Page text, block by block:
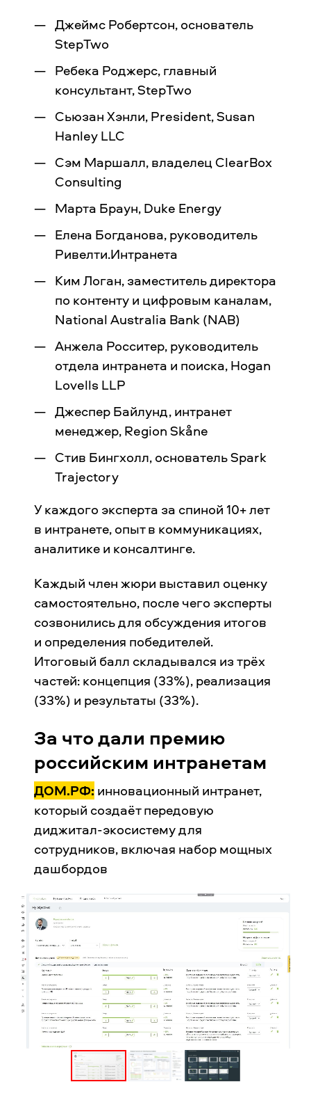
Джеймс Робертсон, основатель
StepTwo
Ребека Роджерс, главный
консультант, StepTwo
Сьюзан Хэнли, President, Susan
Hanley LLC
Сэм Маршалл, владелец ClearBox
Consulting
Марта Браун, Duke Energy
Елена Богданова, руководитель
Ривелти.Интранета
Ким Логан, заместитель директора
по контенту и цифровым каналам,
National Australia Bank (NAB)
Анжела Росситер, руководитель
отдела интранета и поиска, Hogan
Lovells LLP
Джеспер Байлунд, интранет
менеджер, Region Skåne
Стив Бингхолл, основатель Spark
Trajectory
У каждого эксперта за спиной 10+ лет
в интранете, опыт в коммуникациях,
аналитике и консалтинге.
Каждый член жюри выставил оценку
самостоятельно, после чего эксперты
созвонились для обсуждения итогов
и определения победителей.
Итоговый балл складывался из трёх
частей: концепция (33%), реализация
(33%) и результаты (33%).
За что дали премию
российским интранетам
ДОМ.РФ: инновационный интранет,
который создаёт передовую
диджитал-экосистему для
сотрудников, включая набор мощных
дашбордов